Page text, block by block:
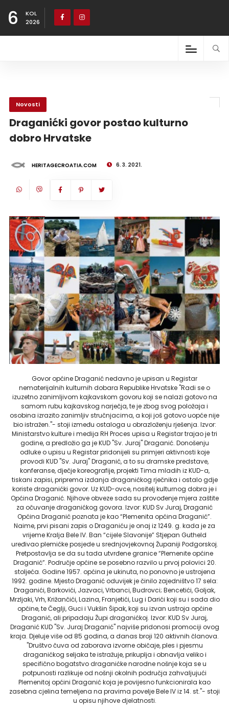
6
KOL
2026
Novosti
Draganićki govor postao kulturno
dobro Hrvatske
HERITAGECROATIA.COM 6. 3. 2021.
Govor općine Draganić nedavno je upisan u Registar
nematerijalnih kulturnih dobara Republike Hrvatske "Radi se o
izuzetno zanimljivom kajkavskom govoru koji se nalazi gotovo na
samom rubu kajkavskog narječja, te je zbog svog položaja i
osobina izrazito zanimljiv stručnjacima, a koji još gotovo uopće nije
bio istražen."- stoji između ostaloga u obrazloženju rješenja. Izvor:
Ministarstvo kulture i medija RH Proces upisa u Registar trajao je tri
godine, a predložio ga je KUD "Sv. Juraj" Draganić. Donošenju
odluke o upisu u Registar pridonijeli su primjeri aktivnosti koje
provodi KUD "Sv. Juraj" Draganić, a to su dramske predstave,
konferanse, dječje koreografije, projekti Tima mladih iz KUD-a,
tiskani zapisi, priprema izdanja draganićkog rječnika i ostalo gdje
koriste draganićki govor. Uz KUD-ovce, nositelj kulturnog dobra je i
Općina Draganić. Njihove obveze sada su provođenje mjera zaštite
za očuvanje draganićkog govora. Izvor: KUD Sv Juraj, Draganić
Općina Draganić poznata je kao “Plemenita općina Draganić”.
Naime, prvi pisani zapis o Draganiću je onaj iz 1249. g. kada je za
vrijeme Kralja Bele IV. Ban “cijele Slavonije” Stjepan Gutheld
uređivao plemićke posjede u srednjovjekovnoj Županiji Podgorskoj.
Pretpostavlja se da su tada utvrđene granice “Plemenite općine
Draganić”. Područje općine se posebno razvilo u prvoj polovici 20.
stoljeća. Godine 1957. općina je ukinuta, no ponovno je ustrojena
1992. godine. Mjesto Draganić oduvijek je činilo zajedništvo 17 sela:
Draganići, Barkovići, Jazvaci, Vrbanci, Budrovci; Bencetići, Goljak,
Mrzljaki, Vrh, Križančići, Lazina, Franjetići, Lug i Darići koji su i sada dio
općine, te Čeglji, Guci i Vukšin Šipak, koji su izvan ustroja općine
Draganić, ali pripadaju Župi draganićkoj. Izvor: KUD Sv Juraj,
Draganić KUD "Sv. Juraj Draganić" najviše pridonosi promociji ovog
kraja. Djeluje više od 85 godina, a danas broji 120 aktivnih članova.
"Društvo čuva od zaborava izvorne običaje, ples i pjesmu
draganićkog seljaka te istražuje, prikuplja i obnavlja veliko i
specifično bogatstvo draganićke narodne nošnje koja se u
potpunosti razlikuje od nošnji okolnih područja zahvaljujući
Plemenitoj općini Draganić koja je povijesno funkcionirala kao
zasebna cjelina temeljena na pravima povelje Bele IV iz 14. st."- stoji
u opisu njihove djelatnosti.